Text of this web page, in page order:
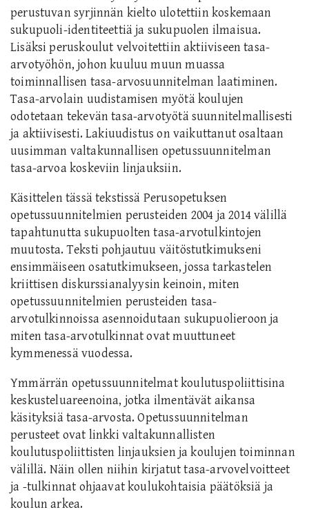
perustuvan syrjinnän kielto ulotettiin koskemaan
sukupuoli-identiteettiä ja sukupuolen ilmaisua.
Lisäksi peruskoulut velvoitettiin aktiiviseen tasa-
arvotyöhön, johon kuuluu muun muassa
toiminnallisen tasa-arvosuunnitelman laatiminen.
Tasa-arvolain uudistamisen myötä koulujen
odotetaan tekevän tasa-arvotyötä suunnitelmallisesti
ja aktiivisesti. Lakiuudistus on vaikuttanut osaltaan
uusimman valtakunnallisen opetussuunnitelman
tasa-arvoa koskeviin linjauksiin.
Käsittelen tässä tekstissä Perusopetuksen
opetussuunnitelmien perusteiden 2004 ja 2014 välillä
tapahtunutta sukupuolten tasa-arvotulkintojen
muutosta. Teksti pohjautuu väitöstutkimukseni
ensimmäiseen osatutkimukseen, jossa tarkastelen
kriittisen diskurssianalyysin keinoin, miten
opetussuunnitelmien perusteiden tasa-
arvotulkinnoissa asennoidutaan sukupuolieroon ja
miten tasa-arvotulkinnat ovat muuttuneet
kymmenessä vuodessa.
Ymmärrän opetussuunnitelmat koulutuspoliittisina
keskusteluareenoina, jotka ilmentävät aikansa
käsityksiä tasa-arvosta. Opetussuunnitelman
perusteet ovat linkki valtakunnallisten
koulutuspoliittisten linjauksien ja koulujen toiminnan
välillä. Näin ollen niihin kirjatut tasa-arvovelvoitteet
ja -tulkinnat ohjaavat koulukohtaisia päätöksiä ja
koulun arkea.